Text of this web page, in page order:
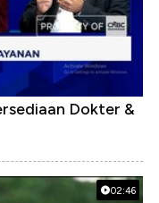
Dokter &
02:46